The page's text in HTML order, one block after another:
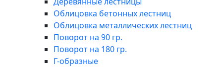
Облицовка бетонных лестниц
Облицовка металлических лестниц
Поворот на 90 гр.
Поворот на 180 гр.
Г-образные